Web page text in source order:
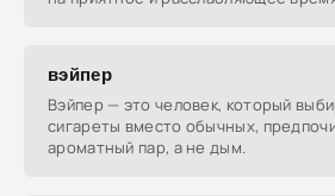
вэйпер
Вэйпер — это человек, который
сигареты вместо обычных,
ароматный пар, а не дым.